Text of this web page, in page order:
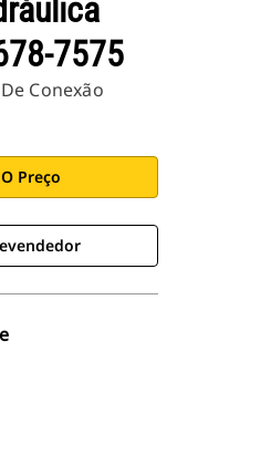
7575
Conexão
Preço